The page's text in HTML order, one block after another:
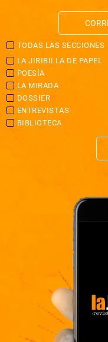
TODAS LAS SECCIONES
LA JIRIBILLA DE PAPEL
POESÍA
LA MIRADA
DOSSIER
ENTREVISTAS
BIBLIOTECA